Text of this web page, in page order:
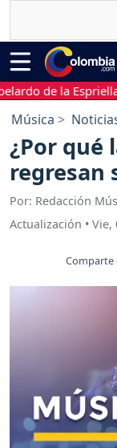
de la Espriella
Música
¿Por qué
regresan
Por: Redacción
Actualización • Vie,
Comparte